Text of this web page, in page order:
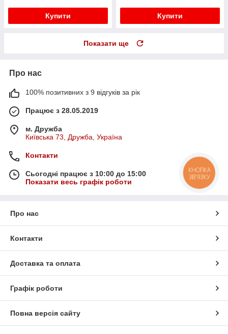
Купити Купити
Показати ще
Про нас
100% позитивних з 9 відгуків за рік
Працює з 28.05.2019
м. Дружба
Київська 73, Дружба, Україна
Контакти
Сьогодні працює з 10:00 до 15:00
Показати весь графік роботи
Про нас
Контакти
Доставка та оплата
Графік роботи
Повна версія сайту
КНОПКА
ЗВ'ЯЗКУ